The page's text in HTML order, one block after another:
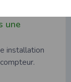
une
installation